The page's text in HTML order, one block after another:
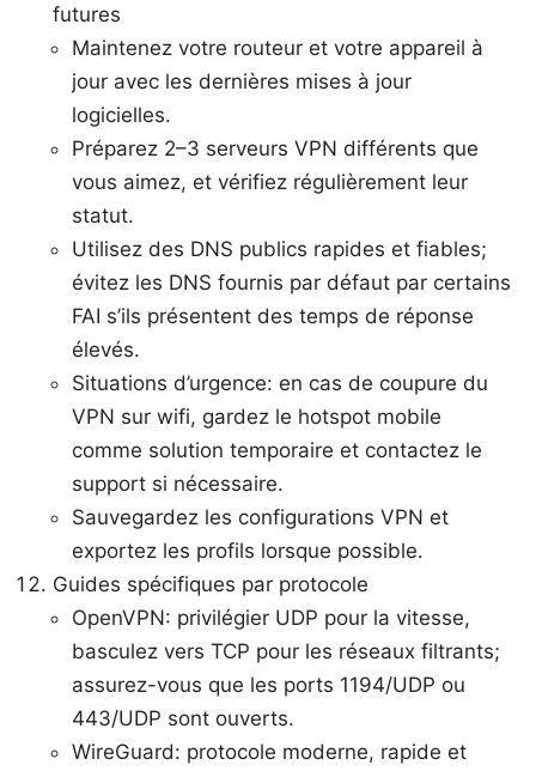
futures
Maintenez votre routeur et votre appareil à
jour avec les dernières mises à jour
logicielles.
Préparez 2–3 serveurs VPN différents que
vous aimez, et vérifiez régulièrement leur
statut.
Utilisez des DNS publics rapides et fiables;
évitez les DNS fournis par défaut par certains
FAI s’ils présentent des temps de réponse
élevés.
Situations d’urgence: en cas de coupure du
VPN sur wifi, gardez le hotspot mobile
comme solution temporaire et contactez le
support si nécessaire.
Sauvegardez les configurations VPN et
exportez les profils lorsque possible.
Guides spécifiques par protocole
OpenVPN: privilégier UDP pour la vitesse,
basculez vers TCP pour les réseaux filtrants;
assurez-vous que les ports 1194/UDP ou
443/UDP sont ouverts.
WireGuard: protocole moderne, rapide et